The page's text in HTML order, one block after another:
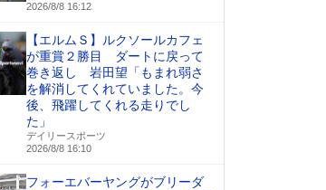
2026/8/8 16:12
【エルムＳ】ルクソールカフェ
が重賞２勝目 ダートに戻って
巻き返し 岩田望「もまれ弱さ
を解消してくれていました。今
後、飛躍してくれる走りでし
た」
デイリースポーツ
2026/8/8 16:10
フォーエバーヤングがブリーダ